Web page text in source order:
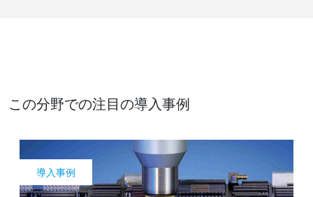
この分野での注目の導入事例
導入事例